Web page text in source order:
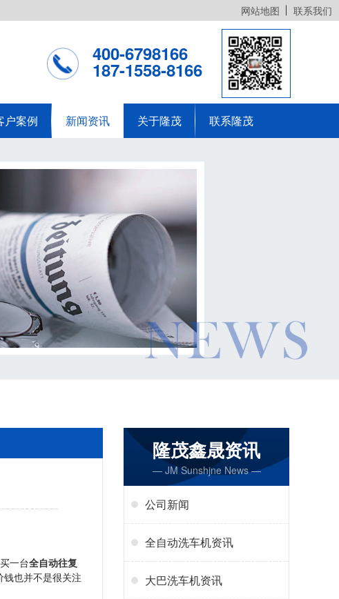
网站地图 联系我们
400-6798166
187-1558-8166
户案例 新闻资讯 关于隆茂 联系隆茂
一台全自动往复
也并不是很关注
隆茂鑫晟资讯
— JM Sunshjne News —
公司新闻
全自动洗车机资讯
大巴洗车机资讯